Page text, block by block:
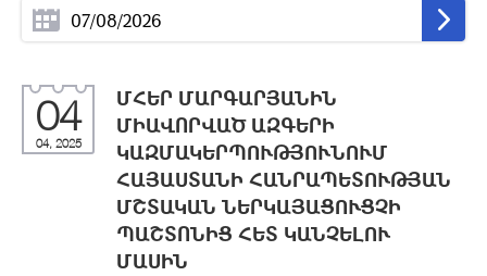
04
04, 2025
ՄՀԵՐ ՄԱՐԳԱՐՅԱՆԻՆ
ՄԻԱՎՈՐՎԱԾ ԱԶԳԵՐԻ
ԿԱԶՄԱԿԵՐՊՈՒԹՅՈՒՆՈՒՄ
ՀԱՅԱՍՏԱՆԻ ՀԱՆՐԱՊԵՏՈՒԹՅԱՆ
ՄՇՏԱԿԱՆ ՆԵՐԿԱՅԱՑՈՒՑՉԻ
ՊԱՇՏՈՆԻՑ ՀԵՏ ԿԱՆՉԵԼՈՒ
ՄԱՍԻՆ